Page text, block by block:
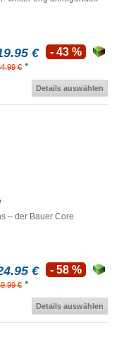
€
€ *
- 43 %
Details auswählen
– der Bauer Core
€
€ *
- 58 %
Details auswählen